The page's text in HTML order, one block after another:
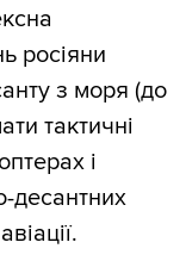
росіяни
з моря (до
тактичні
і
десантних